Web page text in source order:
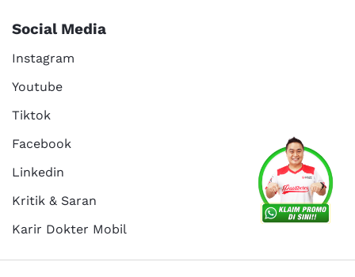
Social Media
Instagram
Youtube
Tiktok
Facebook
Linkedin
Kritik & Saran
Karir Dokter Mobil